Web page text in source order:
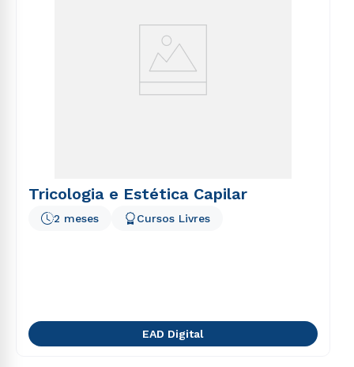
Tricologia e Estética Capilar
2 meses Cursos Livres
EAD Digital